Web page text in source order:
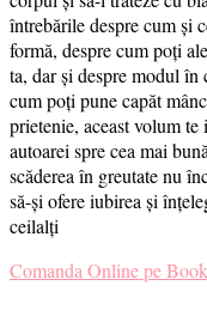
întrebările despre cum și
formă, despre cum poți
ta, dar și despre modul în
cum poți pune capăt
prietenie, aceast volum
autoarei spre cea mai
scăderea în greutate nu
să-și ofere iubirea și
ceilalți
Comanda Online pe